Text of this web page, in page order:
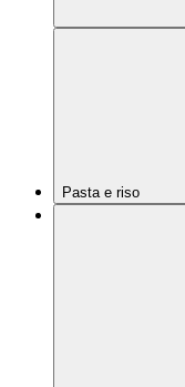
Pasta e riso